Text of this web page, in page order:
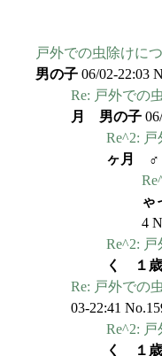
戸外での虫除けに
男の子 06/02-22:03
Re: 戸外での
月 男の子
Re^2:
ヶ月 ♂
ゃ
4
Re^2:
く １
Re: 戸外での
03-22:41
Re^2:
く １